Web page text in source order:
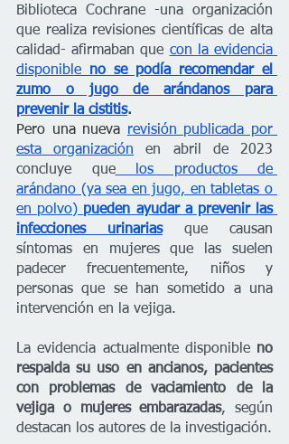
Biblioteca Cochrane -una organización
que realiza revisiones científicas de alta
calidad- afirmaban que con la evidencia
disponible no se podía recomendar el
zumo o jugo de arándanos para
prevenir la cistitis.
Pero una nueva revisión publicada por
esta organización en abril de 2023
concluye que los productos de
arándano (ya sea en jugo, en tabletas o
en polvo) pueden ayudar a prevenir las
infecciones urinarias
que causan
síntomas en mujeres que las suelen
padecer frecuentemente, niños y
personas que se han sometido a una
intervención en la vejiga.
La evidencia actualmente disponible no
respalda su uso en ancianos, pacientes
con problemas de vaciamiento de la
vejiga o mujeres embarazadas, según